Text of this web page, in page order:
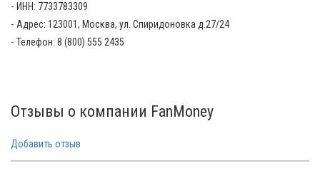
ИНН: 7733783309
Адрес: 123001, Москва, ул. Спиридоновка д.27/24
Телефон: 8 (800) 555 2435
Отзывы о компании FanMoney
Добавить отзыв